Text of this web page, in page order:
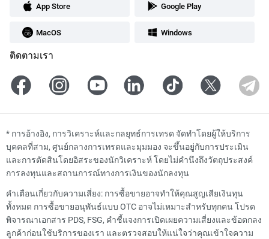
App Store Google Play
MacOS Windows
ติดตามเรา
* การอ้างอิง, การวิเคราะห์และกลยุทธ์การเทรด จัดทำโดยผู้ให้บริการ
บุคคลที่สาม, ศูนย์กลางการเทรดและมุมมอง จะขึ้นอยู่กับการประเมิน
และการตัดสินโดยอิสระของนักวิเคราะห์ โดยไม่คำนึงถึงวัตถุประสงค์
การลงทุนและสถานการณ์ทางการเงินของนักลงทุน
คำเตือนเกี่ยวกับความเสี่ยง: การซื้อขายอาจทำให้คุณสูญเสียเงินทุน
ทั้งหมด การซื้อขายอนุพันธ์แบบ OTC อาจไม่เหมาะสำหรับทุกคน โปรด
พิจารณาเอกสาร PDS, FSG, คำชี้แจงการเปิดเผยความเสี่ยงและข้อตกลง
ลูกค้าก่อนใช้บริการของเรา และตรวจสอบให้แน่ใจว่าคุณเข้าใจความ